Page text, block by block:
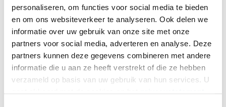
personaliseren, om functies voor social media te bieden
en om ons websiteverkeer te analyseren. Ook delen we
informatie over uw gebruik van onze site met onze
partners voor social media, adverteren en analyse. Deze
partners kunnen deze gegevens combineren met andere
informatie die u aan ze heeft verstrekt of die ze hebben
verzameld op basis van uw gebruik van hun services. U
Liefde voor het landgoed
Nederland kent ongeveer 1.200 kastelen en buitenplaatsen.
Daarvan zijn er nog zo’n 600 in particulier bezit, waarvan de